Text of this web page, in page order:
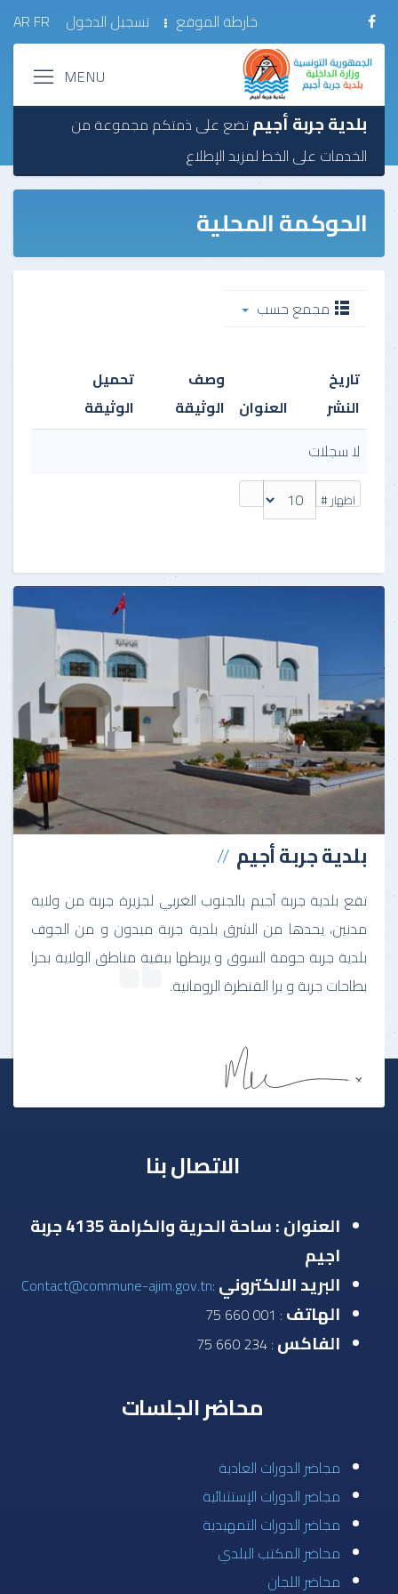
FR
AR خارطة الموقع تسجيل الدخول
بلدية جربة أجيمتضع على ذمتكم مجموعة من
الخدمات على الخطلمزيد الإطلاع
الحوكمة المحلية
مجمع حسب
تاريخ
النشر
العنوان
وصف
الوثيقة
تحميل
الوثيقة
اظهار #
لا سجلات
بلدية جربة أجيم
تقع بلدية جربة آجيم بالجنوب الغربي لجزيرة جربة من ولاية
مدنين، يحدها من الشرق بلدية جربة ميدون و من الجوف
بلدية جربة حومة السوق و يربطها ببقية مناطق الولاية بحرا
بطاحات جربة و برا القنطرة الرومانية.
الاتصال بنا
العنوان : ساحة الحرية والكرامة 4135 جربة
اجيم
البريد الالكتروني :
Contact@commune-ajim.gov.tn
الهاتف : 001 660 75
الفاكس : 234 660 75
محاضر الجلسات
مجاضر الدورات العادية
مجاضر الدورات الإستثنائية
مجاضر الدورات التمهيدية
محاضر المكتب البلدي
محاضر اللجان